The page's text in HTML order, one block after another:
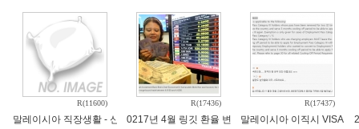
R(11600)
말레이시아 직장생활 - 신입직원의 고충 공감
R(17436)
0217년 4월 링깃 환율 변동 기사
R(17437)
말레이시아 이직시 VISA 비